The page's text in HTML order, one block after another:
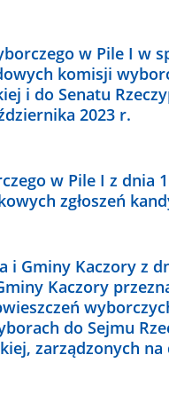
w Pile I w
komisji
i do Senatu
2023 r.
w Pile I z dnia
zgłoszeń
Gminy Kaczory z
Kaczory
do Sejmu
zarządzonych